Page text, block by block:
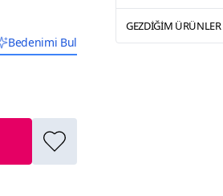
Bedenimi Bul
GEZDIĞIM ÜRÜNLER